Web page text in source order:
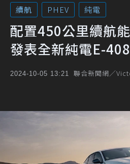
續航
PHEV 純電
配置450公里續航
發表全新純電E-408
2024-10-05 13:21 聯合新聞網／